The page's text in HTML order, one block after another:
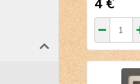
4 €